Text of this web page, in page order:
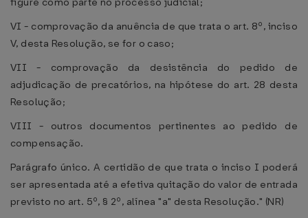
VI - comprovação da anuência de que trata o art. 8º, inciso
V, desta Resolução, se for o caso;
VII - comprovação da desistência do pedido de
adjudicação de precatórios, na hipótese do art. 28 desta
Resolução;
VIII - outros documentos pertinentes ao pedido de
compensação.
Parágrafo único. A certidão de que trata o inciso I poderá
ser apresentada até a efetiva quitação do valor de entrada
previsto no art. 5º, § 2º, alínea "a" desta Resolução." (NR)